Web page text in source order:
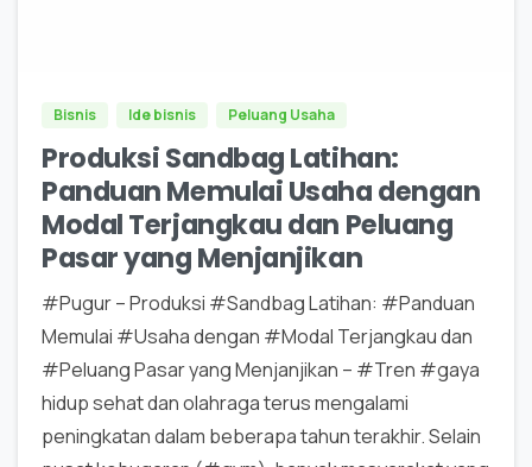
Bisnis Ide bisnis Peluang Usaha
Produksi Sandbag Latihan:
Panduan Memulai Usaha dengan
Modal Terjangkau dan Peluang
Pasar yang Menjanjikan
#Pugur – Produksi #Sandbag Latihan: #Panduan
Memulai #Usaha dengan #Modal Terjangkau dan
#Peluang Pasar yang Menjanjikan – #Tren #gaya
hidup sehat dan olahraga terus mengalami
peningkatan dalam beberapa tahun terakhir. Selain